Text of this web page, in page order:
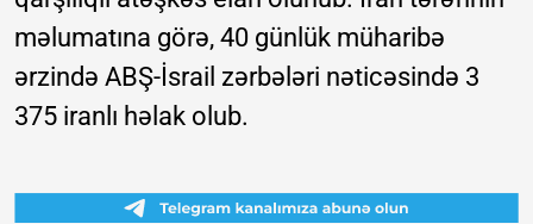
məlumatına görə, 40 günlük müharibə
ərzində ABŞ-İsrail zərbələri nəticəsində 3
375 iranlı həlak olub.